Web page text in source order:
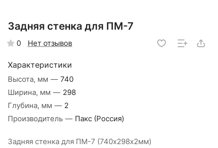
Задняя стенка для ПМ-7
0 Нет отзывов
Характеристики
Высота, мм — 740
Ширина, мм — 298
Глубина, мм — 2
Производитель — Пакс (Россия)
Задняя стенка для ПМ-7 (740х298х2мм)